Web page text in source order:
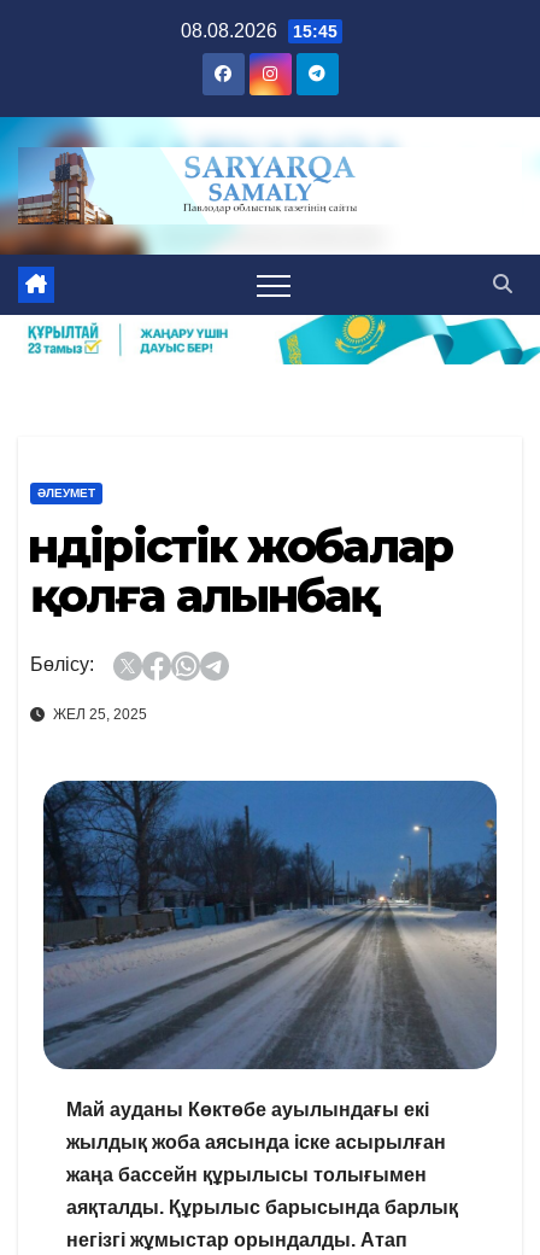
08.08.2026 15:45
ӘЛЕУМЕТ
Өндірістік жобалар
қолға алынбақ
Бөлісу:
ЖЕЛ 25, 2025
Май ауданы Көктөбе ауылындағы екі
жылдық жоба аясында іске асырылған
жаңа бассейн құрылысы толығымен
аяқталды. Құрылыс барысында барлық
негізгі жұмыстар орындалды. Атап